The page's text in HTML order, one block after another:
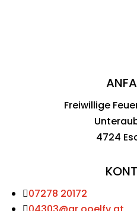
Freiwillige
4724
07278 20172
